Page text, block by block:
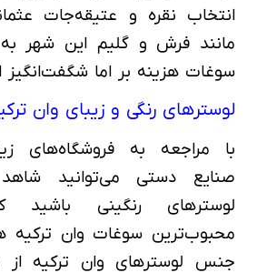
انتخاب نقره و عتیقه‌جات
مانند فرش و گلیم این شهر به
سوغات هزینه بر اما
لوسترهای رنگی و زیبای وان
با مراجعه به فروشگاه‌های
صنایع دستی می‌توانید
لوسترهای رنگینی باشید
محبوب‌ترین سوغات وان ترکیه
جنس لوسترهای وان ترکیه از